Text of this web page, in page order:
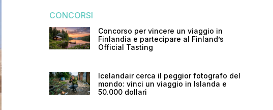
CONCORSI
Concorso per vincere un viaggio in
Finlandia e partecipare al Finland’s
Official Tasting
Icelandair cerca il peggior fotografo del
mondo: vinci un viaggio in Islanda e
50.000 dollari